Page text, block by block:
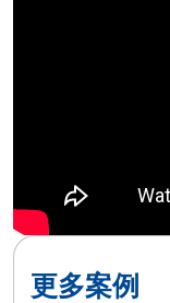
更多案例